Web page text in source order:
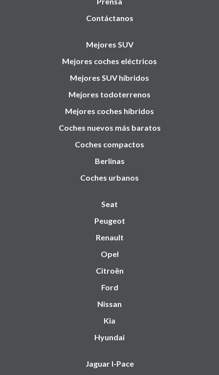
Contáctanos
Mejores SUV
Mejores coches eléctricos
Mejores SUV híbridos
Mejores todoterrenos
Mejores coches híbridos
Coches nuevos más baratos
Coches compactos
Berlinas
Coches urbanos
Seat
Peugeot
Renault
Opel
Citroën
Ford
Nissan
Kia
Hyundai
Jaguar I-Pace